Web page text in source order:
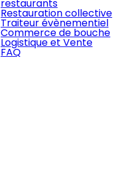
restaurants
Restauration collective
Traiteur évènementiel
Commerce de bouche
Logistique et Vente
FAQ